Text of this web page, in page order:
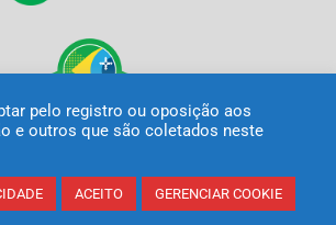
pelo registro ou oposição aos
e outros que são coletados neste
ACEITO GERENCIAR COOKIE